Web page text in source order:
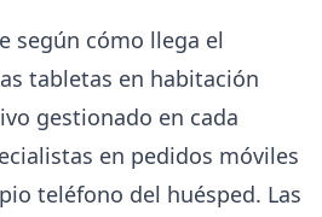
según cómo llega el
tabletas en habitación
gestionado en cada
en pedidos móviles
teléfono del huésped. Las